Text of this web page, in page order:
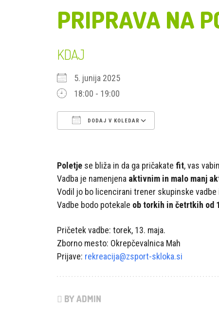
PRIPRAVA NA
KDAJ
5. junija 2025
18:00 - 19:00
DODAJ V KOLEDAR
Poletje se bliža in da ga pričakate fit, vas
Vadba je namenjena aktivnim in malo manj
Vodil jo bo licencirani trener skupinske vadbe
Vadbe bodo potekale ob torkih in četrtkih od
Pričetek vadbe: torek, 13. maja.
Zborno mesto: Okrepčevalnica Mah
Prijave: rekreacija@zsport-skloka.si
BY ADMIN